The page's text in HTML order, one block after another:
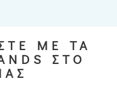
ΜΕ ΤΑ
ΣΤΟ